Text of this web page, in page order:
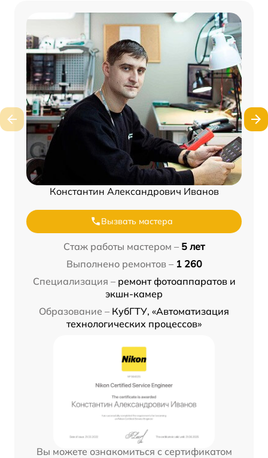
Константин Александрович Иванов
Вызвать мастера
Стаж работы мастером – 5 лет
Выполнено ремонтов – 1 260
Специализация – ремонт фотоаппаратов и
экшн-камер
Образование – КубГТУ, «Автоматизация
технологических процессов»
Вы можете ознакомиться с сертификатом